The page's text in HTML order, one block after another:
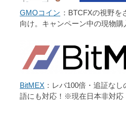
GMOコイン ：BTCFXの視野を
向け。キャンペーン中の現物購
BitMEX ：レバ100倍・追証な
語にも対応！※現在日本非対応